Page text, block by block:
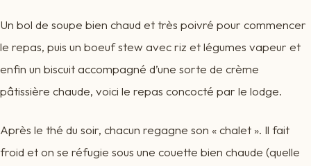
Un bol de soupe bien chaud et très poivré pour commencer
le repas, puis un boeuf stew avec riz et légumes vapeur et
enfin un biscuit accompagné d’une sorte de crème
pâtissière chaude, voici le repas concocté par le lodge.
Après le thé du soir, chacun regagne son « chalet ». Il fait
froid et on se réfugie sous une couette bien chaude (quelle